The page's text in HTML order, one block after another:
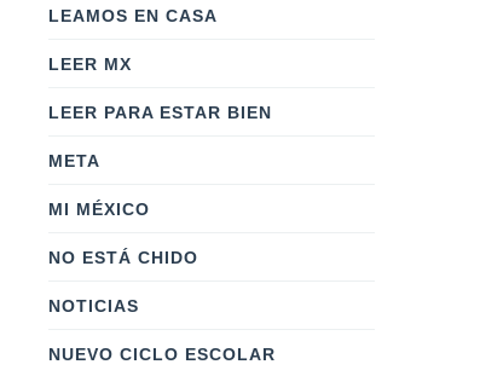
LEAMOS EN CASA
LEER MX
LEER PARA ESTAR BIEN
META
MI MÉXICO
NO ESTÁ CHIDO
NOTICIAS
NUEVO CICLO ESCOLAR